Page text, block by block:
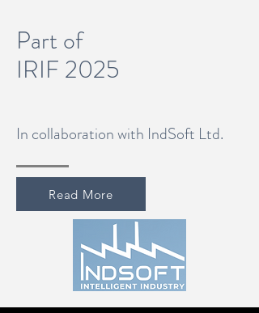
Part of
IRIF 2025
In collaboration with IndSoft Ltd.
Read More